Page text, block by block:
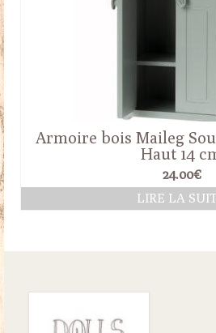
Armoire bois Maileg
Haut 14
24.00€
LIRE LA